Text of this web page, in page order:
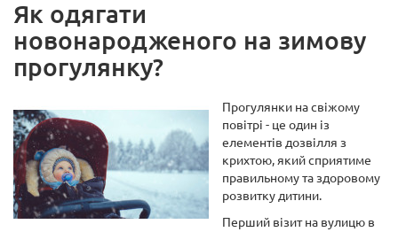
Як одягати
новонародженого на зимову
прогулянку?
Прогулянки на свіжому
повітрі - це один із
елементів дозвілля з
крихтою, який сприятиме
правильному та здоровому
розвитку дитини.
Перший візит на вулицю в